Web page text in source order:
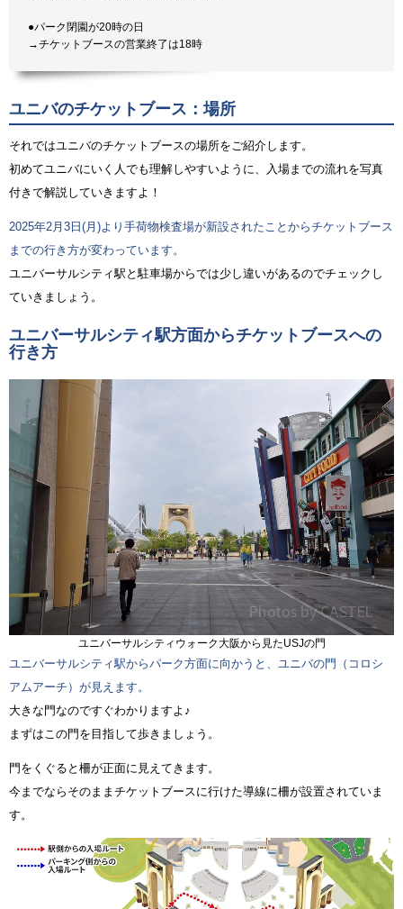
●パーク閉園が20時の日
→チケットブースの営業終了は18時
ユニバのチケットブース：場所
それではユニバのチケットブースの場所をご紹介します。
初めてユニバにいく人でも理解しやすいように、入場までの流れを写真
付きで解説していきますよ！
2025年2月3日(月)より手荷物検査場が新設されたことからチケットブース
までの行き方が変わっています。
ユニバーサルシティ駅と駐車場からでは少し違いがあるのでチェックし
ていきましょう。
ユニバーサルシティ駅方面からチケットブースへの
行き方
ユニバーサルシティウォーク大阪から見たUSJの門
ユニバーサルシティ駅からパーク方面に向かうと、ユニバの門（コロシ
アムアーチ）が見えます。
大きな門なのですぐわかりますよ♪
まずはこの門を目指して歩きましょう。
門をくぐると柵が正面に見えてきます。
今までならそのままチケットブースに行けた導線に柵が設置されていま
す。